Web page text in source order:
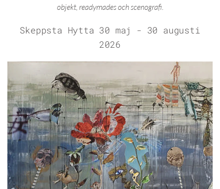
objekt, readymades och scenografi.
Skeppsta Hytta 30 maj - 30 augusti
2026